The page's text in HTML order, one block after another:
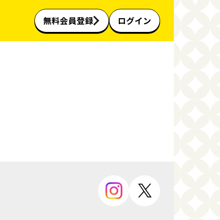
無料会員登録 ログイン